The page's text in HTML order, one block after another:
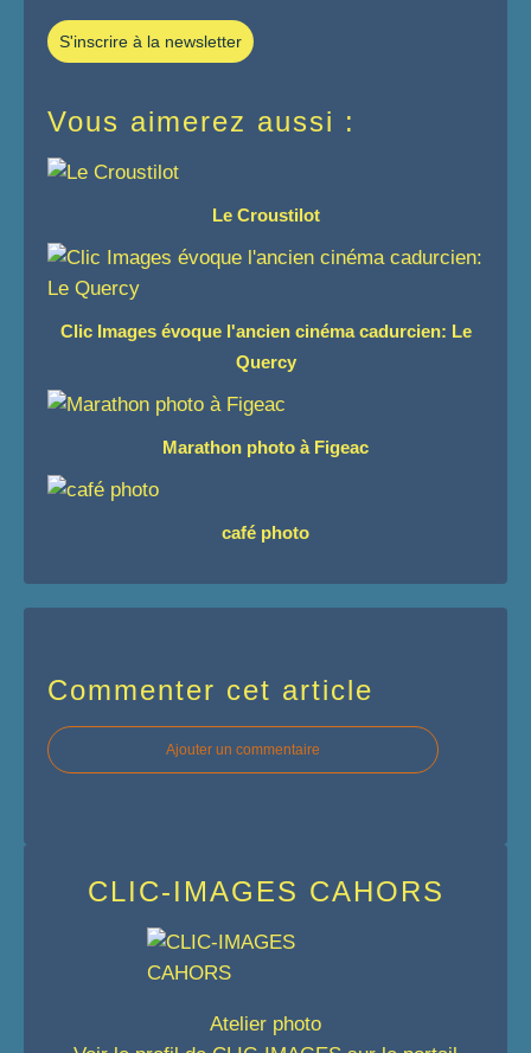
S'inscrire à la newsletter
Vous aimerez aussi :
Le Croustilot
Clic Images évoque l'ancien cinéma cadurcien: Le
Quercy
Marathon photo à Figeac
café photo
Commenter cet article
Ajouter un commentaire
CLIC-IMAGES CAHORS
Atelier photo